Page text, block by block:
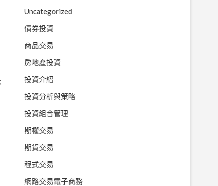
Uncategorized
債券投資
商品交易
房地產投資
投資介紹
投資分析與策略
投資組合管理
期權交易
期貨交易
程式交易
網路交易電子商務